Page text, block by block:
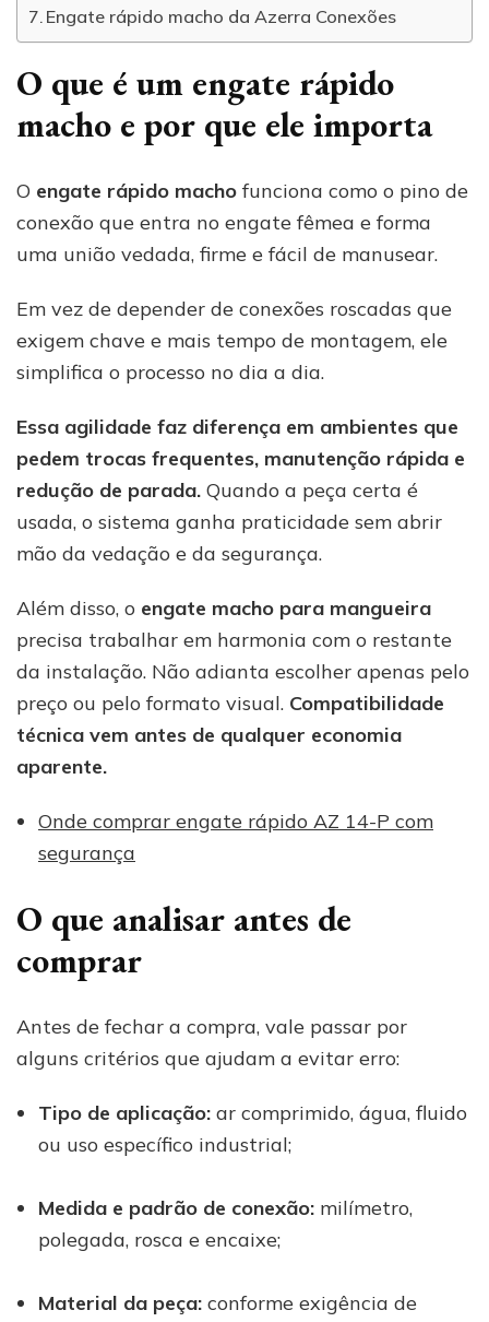
Engate rápido macho da Azerra Conexões
O que é um engate rápido
macho e por que ele importa
O engate rápido macho funciona como o pino de
conexão que entra no engate fêmea e forma
uma união vedada, firme e fácil de manusear.
Em vez de depender de conexões roscadas que
exigem chave e mais tempo de montagem, ele
simplifica o processo no dia a dia.
Essa agilidade faz diferença em ambientes que
pedem trocas frequentes, manutenção rápida e
redução de parada. Quando a peça certa é
usada, o sistema ganha praticidade sem abrir
mão da vedação e da segurança.
Além disso, o engate macho para mangueira
precisa trabalhar em harmonia com o restante
da instalação. Não adianta escolher apenas pelo
preço ou pelo formato visual. Compatibilidade
técnica vem antes de qualquer economia
aparente.
Onde comprar engate rápido AZ 14-P com
segurança
O que analisar antes de
comprar
Antes de fechar a compra, vale passar por
alguns critérios que ajudam a evitar erro:
Tipo de aplicação: ar comprimido, água, fluido
ou uso específico industrial;
Medida e padrão de conexão: milímetro,
polegada, rosca e encaixe;
Material da peça: conforme exigência de